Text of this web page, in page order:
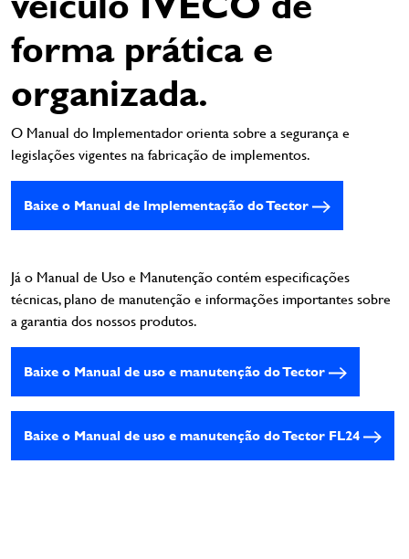
forma prática e
organizada.
O Manual do Implementador orienta sobre a segurança e
legislações vigentes na fabricação de implementos.
Baixe o Manual de Implementação do Tector
Já o Manual de Uso e Manutenção contém especificações
técnicas, plano de manutenção e informações importantes sobre
a garantia dos nossos produtos.
Baixe o Manual de uso e manutenção do Tector
Baixe o Manual de uso e manutenção do Tector FL24